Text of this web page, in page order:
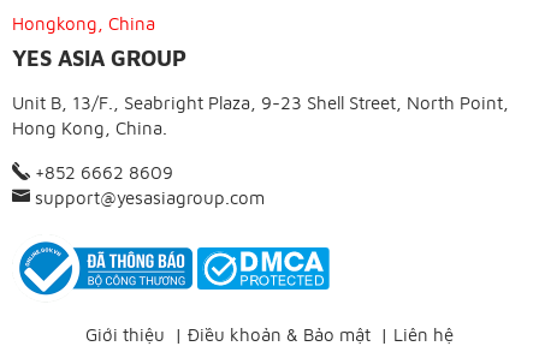
Hongkong, China
YES ASIA GROUP
Unit B, 13/F., Seabright Plaza, 9-23 Shell Street, North Point,
Hong Kong, China.
+852 6662 8609
support@yesasiagroup.com
Giới thiệu | Điều khoản & Bảo mật | Liên hệ